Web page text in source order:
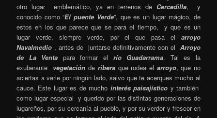
otro lugar emblemático, ya en terrenos de Cercedilla, y
conocido como “El puente Verde”, que es un lugar mágico, de
estos en los que parece que se para el tiempo, y que es un
lugar verde, siempre verde, por el que pasa el arroyo
Navalmedio , antes de juntarse definitivamente con el Arroyo
de La Venta para formar el río Guadarrama. Tal es la
exuberante vegetación de riberaque rodea el arroyo, que no
aciertas a verle por ningún lado, salvo que te acerques mucho al
cauce. Este lugar es de mucho interés paisajístico y también
como lugar especial y querido por las distintas generaciones de
lugareños, por su cercanía al pueblo, y por su verdor y frescor en